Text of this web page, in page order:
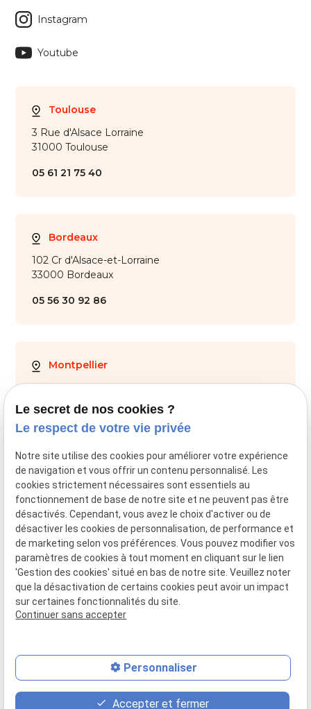
Instagram
Youtube
Toulouse
3 Rue d'Alsace Lorraine
31000 Toulouse
05 61 21 75 40
Bordeaux
102 Cr d'Alsace-et-Lorraine
33000 Bordeaux
05 56 30 92 86
Montpellier
28 Av. de Maurin
34000 Montpellier
04 67 59 70 05
SIRET :44034651800028
Mentions légales
RGPD
Politique de confidentialité
Gestion des cookies
Honoraires
Le secret de nos cookies ?
Le respect de votre vie privée
Notre site utilise des cookies pour améliorer votre expérience
de navigation et vous offrir un contenu personnalisé. Les
cookies strictement nécessaires sont essentiels au
fonctionnement de base de notre site et ne peuvent pas être
désactivés. Cependant, vous avez le choix d'activer ou de
désactiver les cookies de personnalisation, de performance et
de marketing selon vos préférences. Vous pouvez modifier vos
paramètres de cookies à tout moment en cliquant sur le lien
'Gestion des cookies' situé en bas de notre site. Veuillez noter
que la désactivation de certains cookies peut avoir un impact
sur certaines fonctionnalités du site.
Continuer sans accepter
Personnaliser
Accepter et fermer